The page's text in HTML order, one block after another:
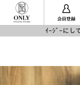
ｲｰｼﾞｰにし